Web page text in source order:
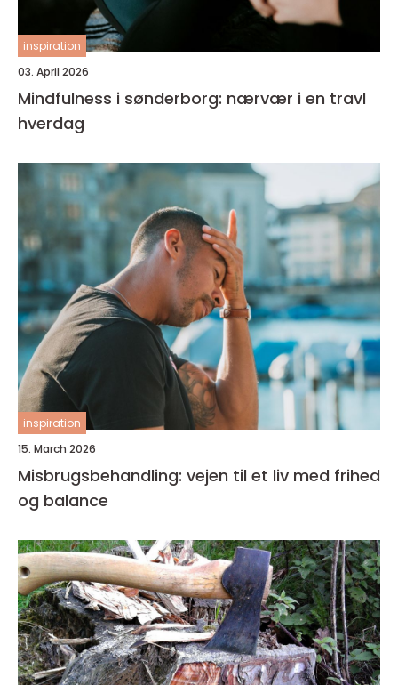
inspiration
03. April 2026
Mindfulness i sønderborg: nærvær i en travl
hverdag
inspiration
15. March 2026
Misbrugsbehandling: vejen til et liv med frihed
og balance